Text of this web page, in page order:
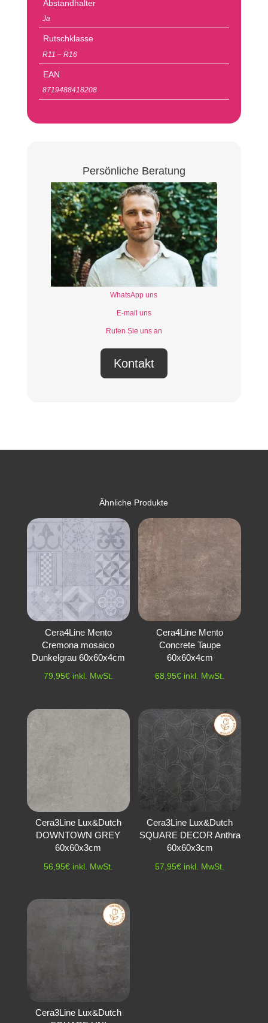
Abstandhalter
Ja
Rutschklasse
R11 – R16
EAN
8719488418208
Persönliche Beratung
WhatsApp uns
E-mail uns
Rufen Sie uns an
Kontakt
Ähnliche Produkte
Cera4Line Mento
Cremona mosaico
Dunkelgrau 60x60x4cm
79,95€ inkl. MwSt.
Cera4Line Mento
Concrete Taupe
60x60x4cm
68,95€ inkl. MwSt.
Cera3Line Lux&Dutch
DOWNTOWN GREY
60x60x3cm
56,95€ inkl. MwSt.
Cera3Line Lux&Dutch
SQUARE DECOR Anthra
60x60x3cm
57,95€ inkl. MwSt.
Cera3Line Lux&Dutch